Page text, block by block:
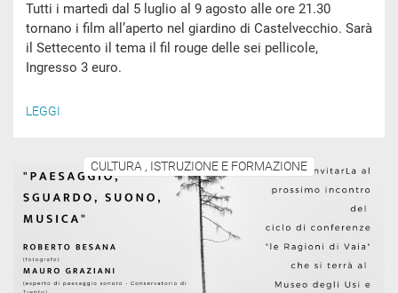
Tutti i martedì dal 5 luglio al 9 agosto alle ore 21.30
tornano i film all’aperto nel giardino di Castelvecchio. Sarà
il Settecento il tema il fil rouge delle sei pellicole,
Ingresso 3 euro.
LEGGI
CULTURA , ISTRUZIONE E FORMAZIONE